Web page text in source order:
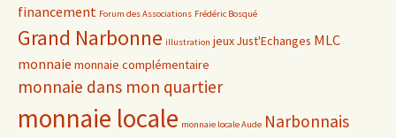
financement Forum des Associations Frédéric Bosqué
Grand Narbonne illustration jeuxJust'Echanges MLC
monnaie monnaie complémentaire
monnaie dans mon quartier
monnaie locale monnaie locale Aude Narbonnais